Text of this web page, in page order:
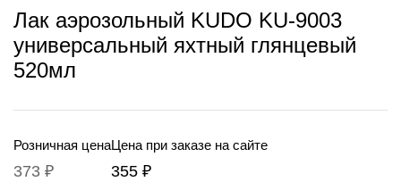
Лак аэрозольный KUDO KU-9003
универсальный яхтный глянцевый
520мл
Розничная цена
373 ₽
Цена при заказе на сайте
355 ₽